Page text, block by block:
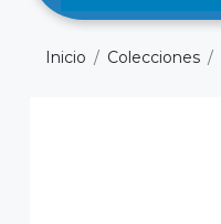
Inicio Colecciones